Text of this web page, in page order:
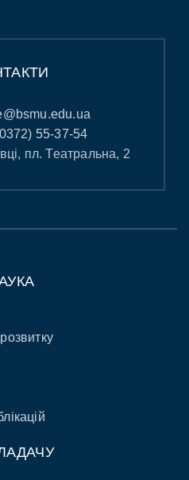
55-37-54
пл. Театральна, 2